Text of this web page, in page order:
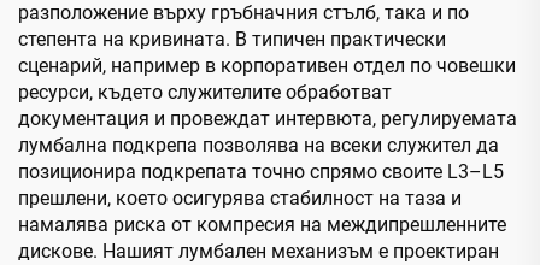
разположение върху гръбначния стълб, така и по
степента на кривината. В типичен практически
сценарий, например в корпоративен отдел по човешки
ресурси, където служителите обработват
документация и провеждат интервюта, регулируемата
лумбална подкрепа позволява на всеки служител да
позиционира подкрепата точно спрямо своите L3–L5
прешлени, което осигурява стабилност на таза и
намалява риска от компресия на междипрешленните
дискове. Нашият лумбален механизъм е проектиран